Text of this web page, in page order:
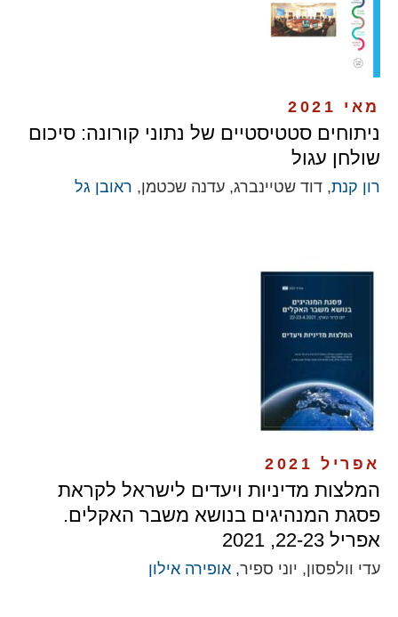
מאי 2021
ניתוחים סטטיסטיים של נתוני קורונה: סיכום
שולחן עגול
רון קנת, דוד שטיינברג, עדנה שכטמן, ראובן גל
אפריל 2021
המלצות מדיניות ויעדים לישראל לקראת
פסגת המנהיגים בנושא משבר האקלים.
אפריל 22-23, 2021
עדי וולפסון, יוני ספיר, אופירה אילון